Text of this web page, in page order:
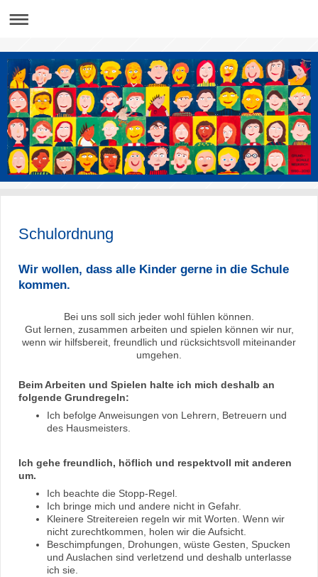
Schulordnung
Wir wollen, dass alle Kinder gerne in die Schule
kommen.
Bei uns soll sich jeder wohl fühlen können.
Gut lernen, zusammen arbeiten und spielen können wir nur,
wenn wir hilfsbereit, freundlich und rücksichtsvoll miteinander
umgehen.
Beim Arbeiten und Spielen halte ich mich deshalb an
folgende Grundregeln:
Ich befolge Anweisungen von Lehrern, Betreuern und
des Hausmeisters.
Ich gehe freundlich, höflich und respektvoll mit anderen
um.
Ich beachte die Stopp-Regel.
Ich bringe mich und andere nicht in Gefahr.
Kleinere Streitereien regeln wir mit Worten. Wenn wir
nicht zurechtkommen, holen wir die Aufsicht.
Beschimpfungen, Drohungen, wüste Gesten, Spucken
und Auslachen sind verletzend und deshalb unterlasse
ich sie.